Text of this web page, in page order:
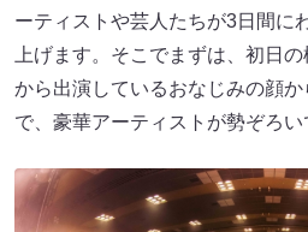
ーティストや芸人たちが3日間に
上げます。そこでまずは、初日
から出演しているおなじみの顔
で、豪華アーティストが勢ぞろい